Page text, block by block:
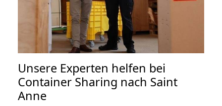
Unsere Experten helfen bei
Container Sharing nach Saint
Anne